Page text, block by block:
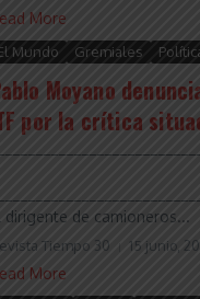
More
Mundo Gremiales
Moyano
por la crítica
dirigente de camioneros...
Tiempo 30 15 junio,
More